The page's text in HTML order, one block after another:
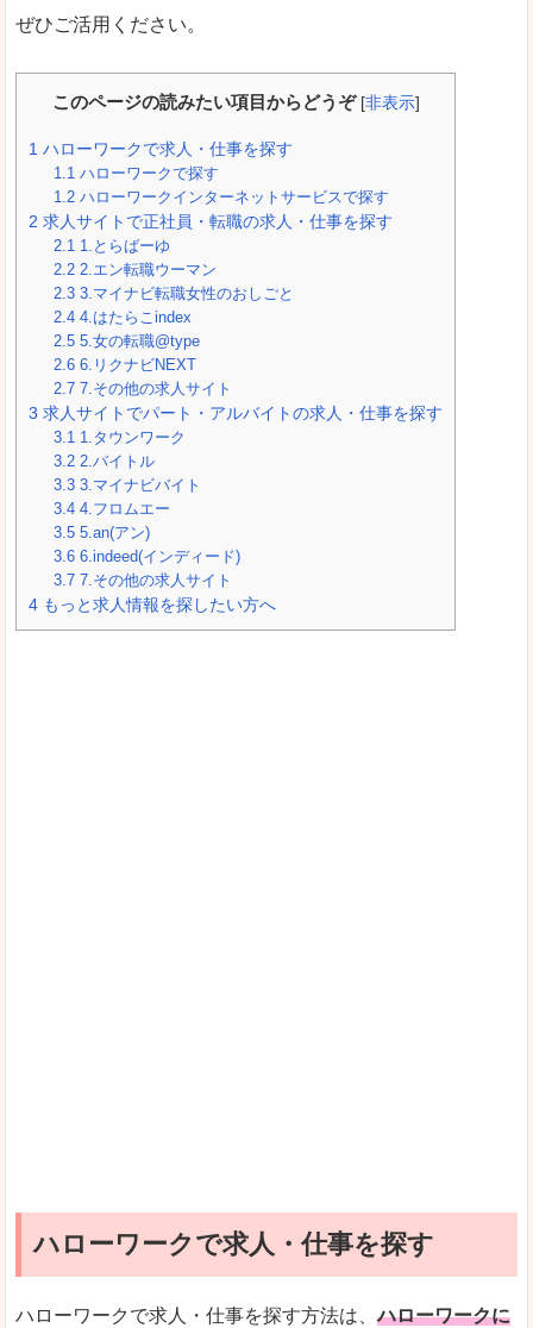
ぜひご活用ください。
このページの読みたい項目からどうぞ [非表示]
1 ハローワークで求人・仕事を探す
1.1 ハローワークで探す
1.2 ハローワークインターネットサービスで探す
2 求人サイトで正社員・転職の求人・仕事を探す
2.1 1.とらばーゆ
2.2 2.エン転職ウーマン
2.3 3.マイナビ転職女性のおしごと
2.4 4.はたらこindex
2.5 5.女の転職@type
2.6 6.リクナビNEXT
2.7 7.その他の求人サイト
3 求人サイトでパート・アルバイトの求人・仕事を探す
3.1 1.タウンワーク
3.2 2.バイトル
3.3 3.マイナビバイト
3.4 4.フロムエー
3.5 5.an(アン)
3.6 6.indeed(インディード)
3.7 7.その他の求人サイト
4 もっと求人情報を探したい方へ
ハローワークで求人・仕事を探す
ハローワークで求人・仕事を探す方法は、ハローワークに